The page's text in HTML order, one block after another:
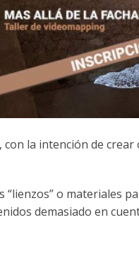
la intención de
o materiales
demasiado en